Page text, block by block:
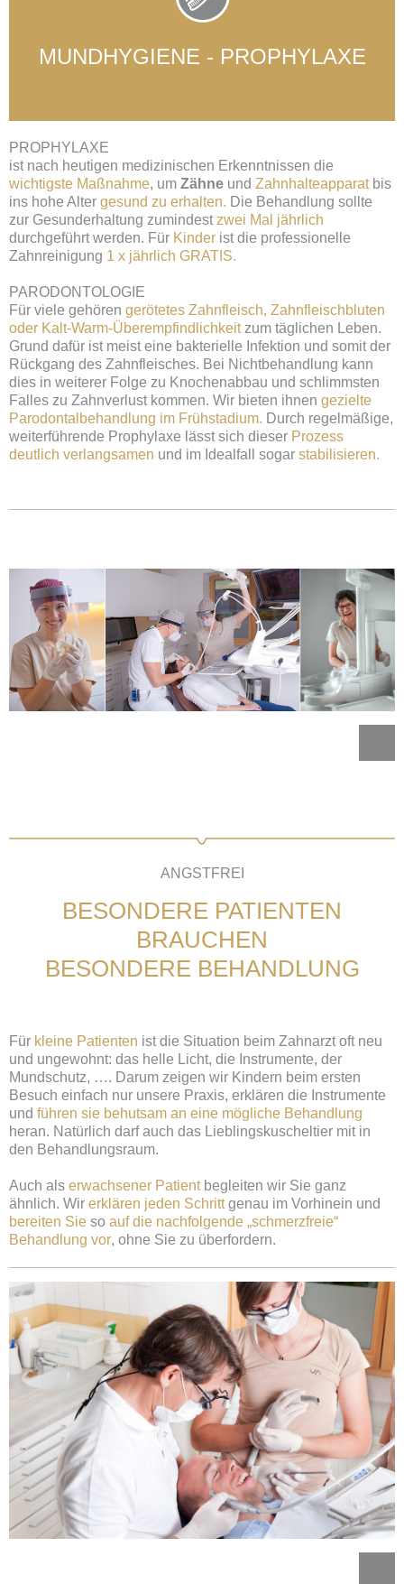
MUNDHYGIENE - PROPHYLAXE
PROPHYLAXE
ist nach heutigen medizinischen Erkenntnissen die
wichtigste Maßnahme, um Zähne und Zahnhalteapparat bis
ins hohe Alter gesund zu erhalten. Die Behandlung sollte
zur Gesunderhaltung zumindest zwei Mal jährlich
durchgeführt werden. Für Kinder ist die professionelle
Zahnreinigung 1 x jährlich GRATIS.
PARODONTOLOGIE
Für viele gehören gerötetes Zahnfleisch, Zahnfleischbluten
oder Kalt-Warm-Überempfindlichkeitzum täglichen Leben.
Grund dafür ist meist eine bakterielle Infektion und somit der
Rückgang des Zahnfleisches. Bei Nichtbehandlung kann
dies in weiterer Folge zu Knochenabbau und schlimmsten
Falles zu Zahnverlust kommen. Wir bieten ihnen gezielte
Parodontalbehandlung im Frühstadium. Durch regelmäßige,
weiterführende Prophylaxe lässt sich dieser Prozess
deutlich verlangsamen und im Idealfall sogar stabilisieren.
ANGSTFREI
BESONDERE PATIENTEN
BRAUCHEN
BESONDERE BEHANDLUNG
Für kleine Patienten ist die Situation beim Zahnarzt oft neu
und ungewohnt: das helle Licht, die Instrumente, der
Mundschutz, …. Darum zeigen wir Kindern beim ersten
Besuch einfach nur unsere Praxis, erklären die Instrumente
und führen sie behutsam an eine mögliche Behandlung
heran. Natürlich darf auch das Lieblingskuscheltier mit in
den Behandlungsraum.
Auch als erwachsener Patientbegleiten wir Sie ganz
ähnlich. Wir erklären jeden Schrittgenau im Vorhinein und
bereiten Sie so auf die nachfolgende „schmerzfreie“
Behandlung vor, ohne Sie zu überfordern.